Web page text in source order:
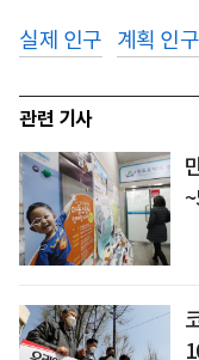
실제 인구 계획 인구
관련 기사